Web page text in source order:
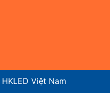
HKLED Việt Nam